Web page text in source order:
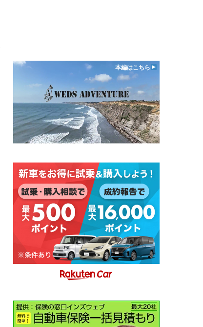
本編はこちら